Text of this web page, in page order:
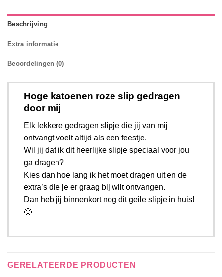
Beschrijving
Extra informatie
Beoordelingen (0)
Hoge katoenen roze slip gedragen
door mij
Elk lekkere gedragen slipje die jij van mij
ontvangt voelt altijd als een feestje.
Wil jij dat ik dit heerlijke slipje speciaal voor jou
ga dragen?
Kies dan hoe lang ik het moet dragen uit en de
extra’s die je er graag bij wilt ontvangen.
Dan heb jij binnenkort nog dit geile slipje in huis!
🙂
GERELATEERDE PRODUCTEN